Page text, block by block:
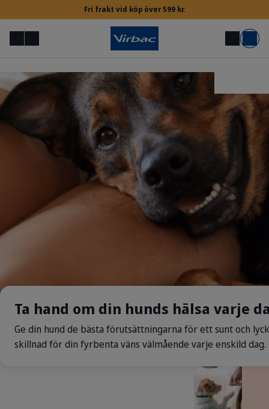
Fri frakt vid köp över 599 kr.
MenySök Mitt konto Varukorg
Inloggning för veterinärer & djursjukskötare
Behöver du hjälp?
Ta hand om din hunds hälsa varje
Ge din hund de bästa förutsättningarna för ett sunt och
skillnad för din fyrbenta väns välmående varje enskild dag.